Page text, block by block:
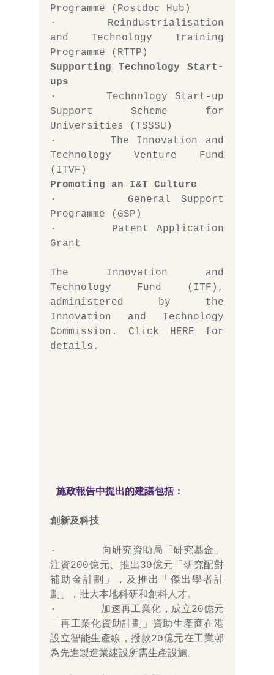
Programme (Postdoc Hub)
·       Reindustrialisation
and Technology Training
Programme (RTTP)
Supporting Technology Start-
ups
·       Technology Start-up
Support Scheme for
Universities (TSSSU)
·       The Innovation and
Technology Venture Fund
(ITVF)
Promoting an I&T Culture
·       General Support
Programme (GSP)
·       Patent Application
Grant
The Innovation and
Technology Fund (ITF),
administered by the
Innovation and Technology
Commission. Click HERE
for
details.
施政報告中提出的建議包括：
創新及科技
·       向研究資助局「研究基金」
注資200億元、推出30億元「研究配對
補助金計劃」，及推出「傑出學者計
劃」，壯大本地科研和創科人才。
·       加速再工業化，成立20億元
「再工業化資助計劃」資助生產商在港
設立智能生產線，撥款20億元在工業邨
為先進製造業建設所需生產設施。